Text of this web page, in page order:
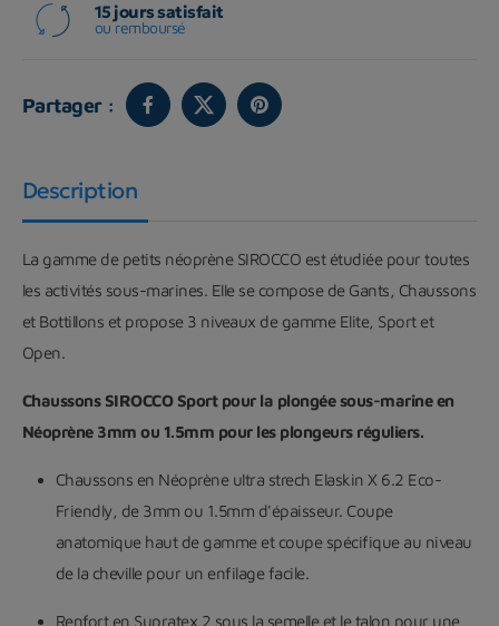
15 jours satisfait
ou remboursé
Partager :
Description
La gamme de petits néoprène SIROCCO est étudiée pour toutes
les activités sous-marines. Elle se compose de Gants, Chaussons
et Bottillons et propose 3 niveaux de gamme Elite, Sport et
Open.
Chaussons SIROCCO Sport pour la plongée sous-marine en
Néoprène 3mm ou 1.5mm pour les plongeurs réguliers.
Chaussons en Néoprène ultra strech Elaskin X 6.2 Eco-
Friendly, de 3mm ou 1.5mm d'épaisseur. Coupe
anatomique haut de gamme et coupe spécifique au niveau
de la cheville pour un enfilage facile.
Renfort en Supratex 2 sous la semelle et le talon pour une